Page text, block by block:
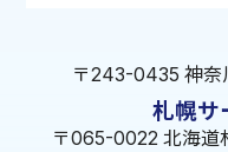
〒243-0435 神奈
札幌サ
〒065-0022 北海道